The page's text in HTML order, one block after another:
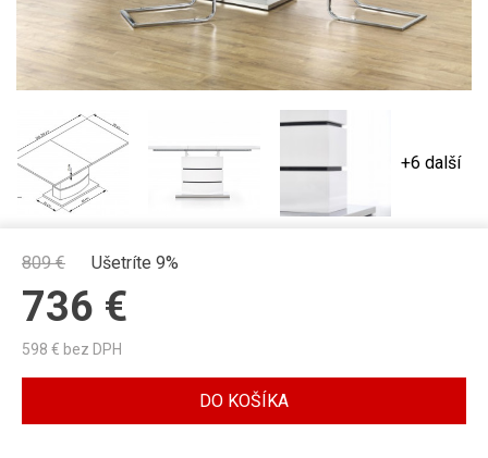
+6 další
809€ Ušetríte 9%
736 €
598 € bez DPH
DO KOŠÍKA